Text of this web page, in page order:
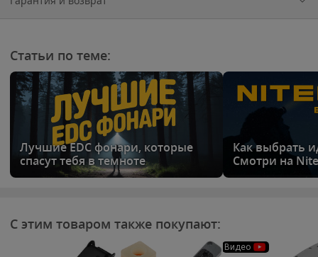
Статьи по теме:
Лучшие EDC фонари, которые
спасут тебя в темноте
Как выбрать
Смотри на
С этим товаром также покупают:
Видео